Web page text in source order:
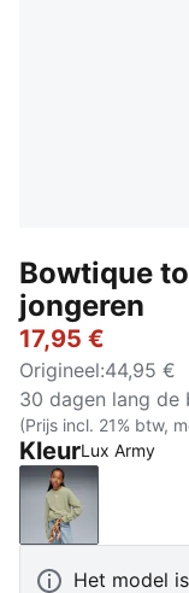
Bowtique
jongeren
17,95 €
Origineel:44,95 €
30 dagen lang de
(Prijs incl. 21% btw,
KleurLux Army
Lux Army
Het model